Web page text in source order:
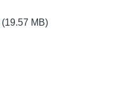
(19.57 MB)